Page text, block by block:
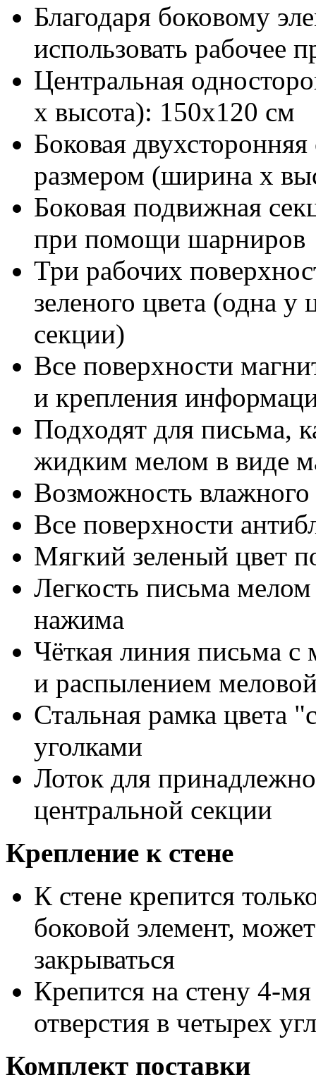
Благодаря боковому
использовать рабочее
Центральная
х высота): 150х120 см
Боковая
размером (ширина х
Боковая подвижная
при помощи шарниров
Три рабочих
зеленого цвета (одна у
секции)
Все поверхности
и крепления
Подходят для письма,
жидким мелом в виде
Возможность влажного
Все поверхности
Мягкий зеленый цвет
Легкость письма
нажима
Чёткая линия письма
и распылением
Стальная рамка цвета
уголками
Лоток для
центральной секции
Крепление к стене
К стене крепится
боковой элемент,
закрываться
Крепится на стену 4-
отверстия в четырех
Комплект поставки